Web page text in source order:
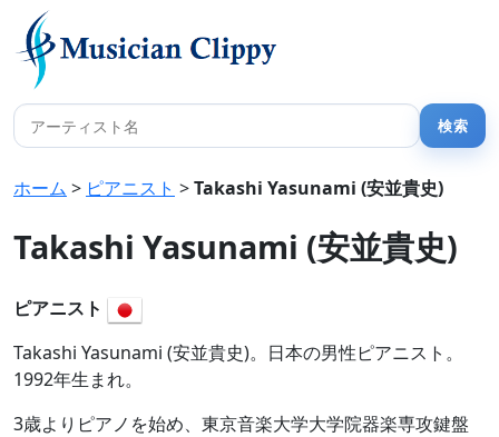
ホーム > ピアニスト >Takashi Yasunami (安並貴史)
Takashi Yasunami (安並貴史)
ピアニスト
Takashi Yasunami (安並貴史)。日本の男性ピアニスト。
1992年生まれ。
3歳よりピアノを始め、東京音楽大学大学院器楽専攻鍵盤